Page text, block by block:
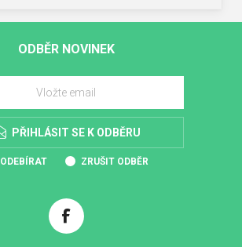
ODBĚR NOVINEK
PŘIHLÁSIT SE K ODBĚRU
ODEBÍRAT ZRUŠIT ODBĚR